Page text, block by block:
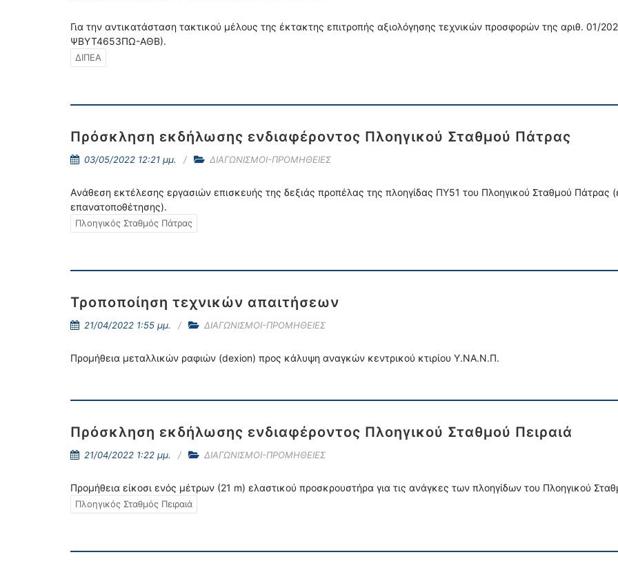
Για την αντικατάσταση τακτικού μέλους της έκτακτης επιτροπής αξιολόγησης τεχνικών προσφορών της αριθ.
ΨΒΥΤ4653ΠΩ-ΑΘΒ).
ΔΙΠΕΑ
Πρόσκληση εκδήλωσης ενδιαφέροντος Πλοηγικού Σταθμού Πάτρας
03/05/2022 12:21 μμ. ΔΙΑΓΩΝΙΣΜΟΙ-ΠΡΟΜΗΘΕΙΕΣ
Aνάθεση εκτέλεσης εργασιών επισκευής της δεξιάς προπέλας της πλοηγίδας ΠΥ51 του Πλοηγικού Σταθμού Πάτρας
επανατοποθέτησης).
Πλοηγικός Σταθμός Πάτρας
Τροποποίηση τεχνικών απαιτήσεων
21/04/2022 1:55 μμ. ΔΙΑΓΩΝΙΣΜΟΙ-ΠΡΟΜΗΘΕΙΕΣ
Προμήθεια μεταλλικών ραφιών (dexion) προς κάλυψη αναγκών κεντρικού κτιρίου Υ.ΝΑ.Ν.Π.
Πρόσκληση εκδήλωσης ενδιαφέροντος Πλοηγικού Σταθμού Πειραιά
21/04/2022 1:22 μμ. ΔΙΑΓΩΝΙΣΜΟΙ-ΠΡΟΜΗΘΕΙΕΣ
Προμήθεια είκοσι ενός μέτρων (21 m) ελαστικού προσκρουστήρα για τις ανάγκες των πλοηγίδων του Πλοηγικού
Πλοηγικός Σταθμός Πειραιά